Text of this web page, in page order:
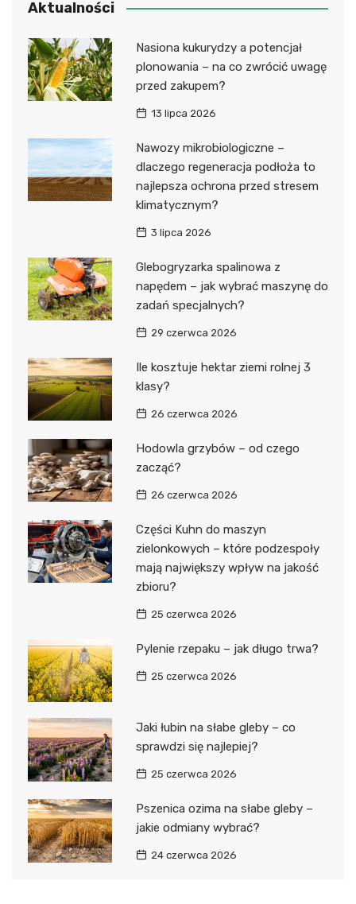
Aktualności
Nasiona kukurydzy a potencjał
plonowania – na co zwrócić uwagę
przed zakupem?
13 lipca 2026
Nawozy mikrobiologiczne –
dlaczego regeneracja podłoża to
najlepsza ochrona przed stresem
klimatycznym?
3 lipca 2026
Glebogryzarka spalinowa z
napędem – jak wybrać maszynę do
zadań specjalnych?
29 czerwca 2026
Ile kosztuje hektar ziemi rolnej 3
klasy?
26 czerwca 2026
Hodowla grzybów – od czego
zacząć?
26 czerwca 2026
Części Kuhn do maszyn
zielonkowych – które podzespoły
mają największy wpływ na jakość
zbioru?
25 czerwca 2026
Pylenie rzepaku – jak długo trwa?
25 czerwca 2026
Jaki łubin na słabe gleby – co
sprawdzi się najlepiej?
25 czerwca 2026
Pszenica ozima na słabe gleby –
jakie odmiany wybrać?
24 czerwca 2026